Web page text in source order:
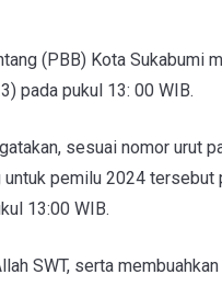
(PBB) Kota Sukabumi
pada pukul 13: 00 WIB.
sesuai nomor urut
pemilu 2024 tersebut
13:00 WIB.
SWT, serta